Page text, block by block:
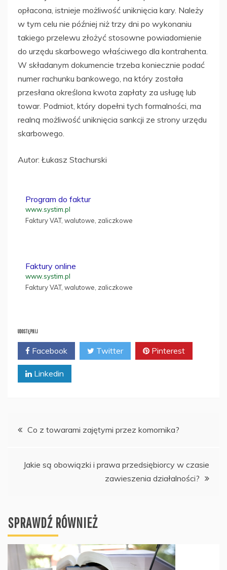
opłacona, istnieje możliwość uniknięcia kary. Należy
w tym celu nie później niż trzy dni po wykonaniu
takiego przelewu złożyć stosowne powiadomienie
do urzędu skarbowego właściwego dla kontrahenta.
W składanym dokumencie trzeba koniecznie podać
numer rachunku bankowego, na który została
przesłana określona kwota zapłaty za usługę lub
towar. Podmiot, który dopełni tych formalności, ma
realną możliwość uniknięcia sankcji ze strony urzędu
skarbowego.
Autor: Łukasz Stachurski
Program do faktur
www.systim.pl
Faktury VAT, walutowe, zaliczkowe
Faktury online
www.systim.pl
Faktury VAT, walutowe, zaliczkowe
UDOSTĘPNIJ
Facebook Twitter Pinterest
Linkedin
Nawigacja
Co z towarami zajętymi przez komornika?
Jakie są obowiązki i prawa przedsiębiorcy w czasie
zawieszenia działalności?
SPRAWDŹ RÓWNIEŻ